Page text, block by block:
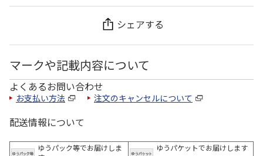
シェアする
マークや記載内容について
よくあるお問い合わせ
お支払い方法 注文のキャンセルについて
配送情報について
ゆうパック等でお届けしま
ゆうパケットでお届けします